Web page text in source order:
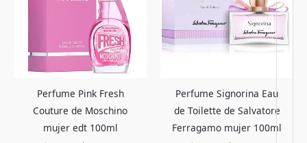
Perfume Pink Fresh
Couture de Moschino
mujer edt 100ml
Perfume Signorina Eau
de Toilette de Salvatore
Ferragamo mujer 100ml